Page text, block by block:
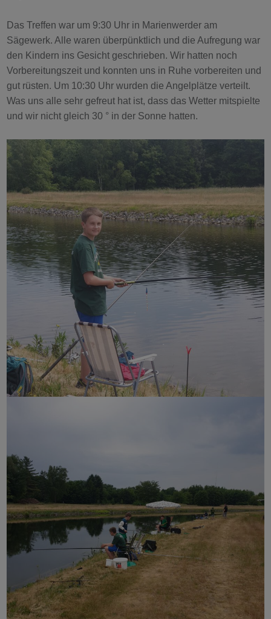
Das Treffen war um 9:30 Uhr in Marienwerder am
Sägewerk. Alle waren überpünktlich und die Aufregung war
den Kindern ins Gesicht geschrieben. Wir hatten noch
Vorbereitungszeit und konnten uns in Ruhe vorbereiten und
gut rüsten. Um 10:30 Uhr wurden die Angelplätze verteilt.
Was uns alle sehr gefreut hat ist, dass das Wetter mitspielte
und wir nicht gleich 30 ° in der Sonne hatten.